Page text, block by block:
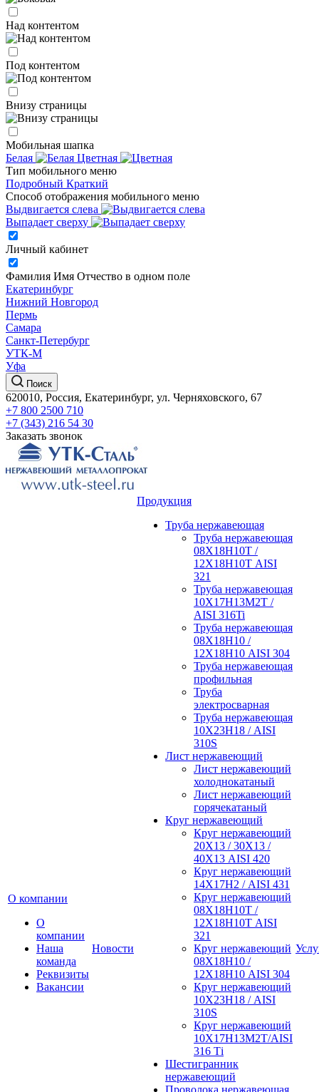
Над контентом
Под контентом
Внизу страницы
Мобильная шапка
Белая
Цветная
Тип мобильного меню
Подробный Краткий
Способ отображения мобильного меню
Выдвигается слева
Выпадает сверху
Личный кабинет
Фамилия Имя Отчество в одном поле
Екатеринбург
Нижний Новгород
Пермь
Самара
Санкт-Петербург
УТК-М
Уфа
Поиск
620010, Россия, Екатеринбург, ул. Черняховского, 67
+7 800 2500 710
+7 (343) 216 54 30
Заказать звонок
О компании
О
компании
Наша
команда
Реквизиты
Вакансии
Новости
Продукция
Труба нержавеющая
Труба нержавеющая
08Х18Н10Т /
12Х18Н10Т AISI
321
Труба нержавеющая
10Х17Н13М2Т /
AISI 316Ti
Труба нержавеющая
08Х18Н10 /
12Х18Н10 AISI 304
Труба нержавеющая
профильная
Труба
электросварная
Труба нержавеющая
10Х23Н18 / AISI
310S
Лист нержавеющий
Лист нержавеющий
холоднокатаный
Лист нержавеющий
горячекатаный
Круг нержавеющий
Круг нержавеющий
20Х13 / 30Х13 /
40Х13 AISI 420
Круг нержавеющий
14Х17Н2 / AISI 431
Круг нержавеющий
08Х18Н10Т /
12Х18Н10Т AISI
321
Круг нержавеющий
08Х18Н10 /
12Х18Н10 AISI 304
Круг нержавеющий
10Х23Н18 / AISI
310S
Круг нержавеющий
10Х17Н13М2Т/AISI
316 Тi
Шестигранник
нержавеющий
Проволока нержавеющая